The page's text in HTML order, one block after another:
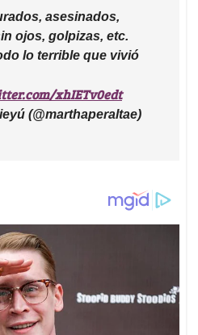
asesinados,
ojos, golpizas, etc.
lo terrible que vivió
xhIETv0edt
(@marthaperaltae)